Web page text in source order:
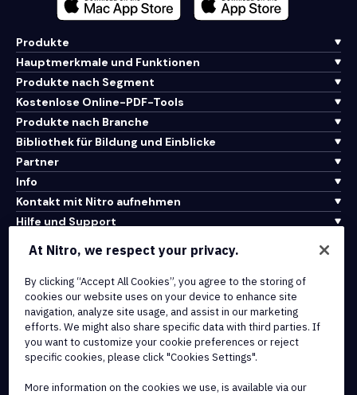
Produkte
Hauptmerkmale und Funktionen
Produkte nach Segment
Kostenlose Online-PDF-Tools
Produkte nach Branche
Bibliothek für Bildung und Einblicke
Partner
Info
Kontakt mit Nitro aufnehmen
Hilfe und Support
Nutzungsbedingungen
Cookie-Richtlinie
Copyright-Richtlinie
Alle Bedingungen und Richtlinien
At Nitro, we respect your privacy.
By clicking “Accept All Cookies”, you agree to the storing of
cookies our website uses on your device to enhance site
navigation, analyze site usage, and assist in our marketing
efforts. We might also share specific data with third parties. If
you want to customize your cookie preferences or reject
specific cookies, please click "Cookies Settings".
More information on the cookies we use, is available via our